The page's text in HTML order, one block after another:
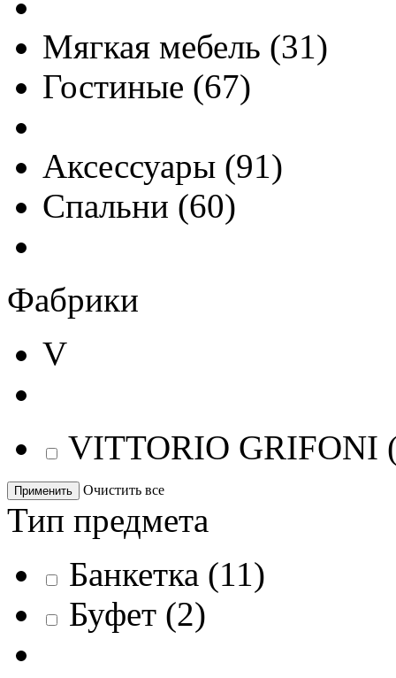
Мягкая мебель (31)
Гостиные (67)
Аксессуары (91)
Спальни (60)
Фабрики
V
VITTORIO GRIFONI
Применить Очистить все
Тип предмета
Банкетка (11)
Буфет (2)